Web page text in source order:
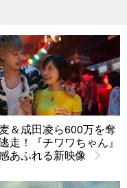
＆成田凌ら600万を奪
走！『チワワちゃん』
あふれる新映像